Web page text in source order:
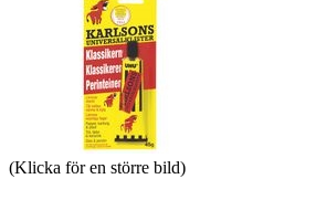
(Klicka för en större bild)